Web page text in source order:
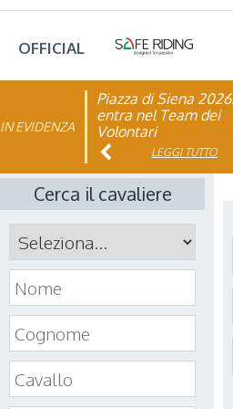
OFFICIAL
IN EVIDENZA
Piazza di Siena
entra nel Team dei
Volontari
LEGGI TUTTO
FISE: aperta la
affiliazione 2026
LEGGI TUTTO
Cerca il cavaliere